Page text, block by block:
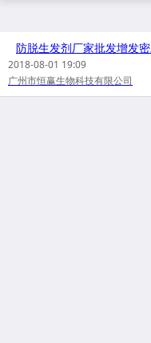
防脱生发剂厂家批发增发
2018-08-01 19:09
广州市恒赢生物科技有限公司